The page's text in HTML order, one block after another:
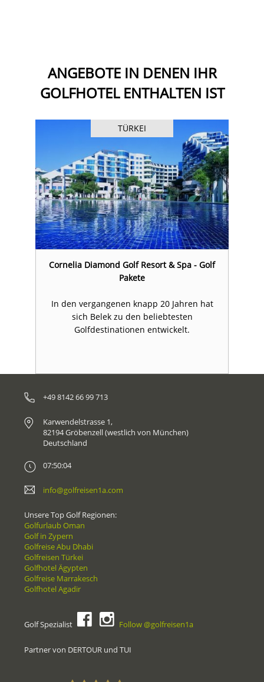
ANGEBOTE IN DENEN IHR
GOLFHOTEL ENTHALTEN IST
TÜRKEI
Cornelia Diamond Golf Resort & Spa - Golf
Pakete
In den vergangenen knapp 20 Jahren hat
sich Belek zu den beliebtesten
Golfdestinationen entwickelt.
+49 8142 66 99 713
Karwendelstrasse 1,
82194 Gröbenzell (westlich von München)
Deutschland
07:50:04
info@golfreisen1a.com
Unsere Top Golf Regionen:
Golfurlaub Oman
Golf in Zypern
Golfreise Abu Dhabi
Golfreisen Türkei
Golfhotel Ägypten
Golfreise Marrakesch
Golfhotel Agadir
Golf Spezialist Follow @golfreisen1a
Partner von DERTOUR und TUI